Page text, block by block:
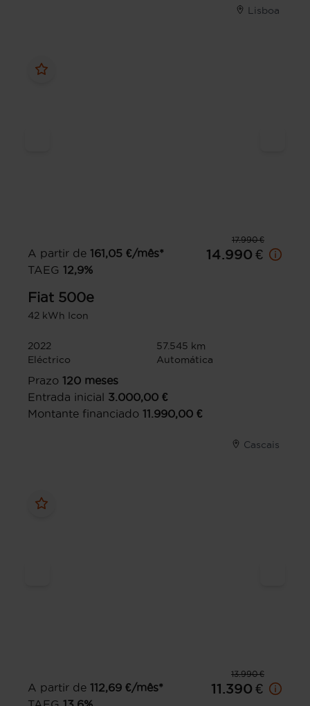
Lisboa
17.990 €
A partir de 161,05 €/mês*
TAEG 12,9%
14.990 €
Fiat 500e
42 kWh Icon
2022
57.545 km
Eléctrico
Automática
Prazo 120 meses
Entrada inicial 3.000,00 €
Montante financiado 11.990,00 €
Cascais
13.990 €
A partir de 112,69 €/mês*
11.390 €